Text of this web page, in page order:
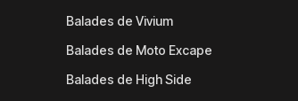
Balades de Vivium
Balades de Moto Excape
Balades de High Side